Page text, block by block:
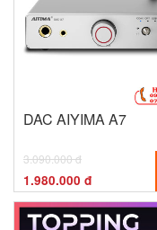
DAC AIYIMA A7
3.090.000 đ
1.980.000 đ